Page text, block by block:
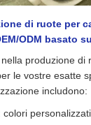
di ruote per
ODM basato
produzione di
le vostre esatte
includono: